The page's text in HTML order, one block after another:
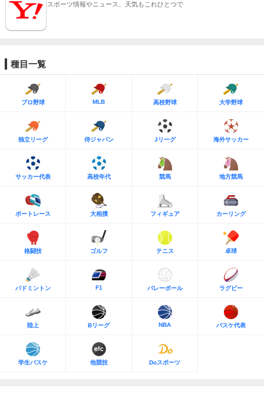
スポーツ情報やニュース、天気もこれひとつで
種目一覧
プロ野球 MLB 高校野球 大学野球
独立リーグ 侍ジャパン Jリーグ 海外サッカー
サッカー代表 高校年代 競馬 地方競馬
ボートレース 大相撲 フィギュア カーリング
格闘技 ゴルフ テニス 卓球
バドミントン F1 バレーボール ラグビー
陸上 Bリーグ NBA バスケ代表
学生バスケ 他競技 Doスポーツ